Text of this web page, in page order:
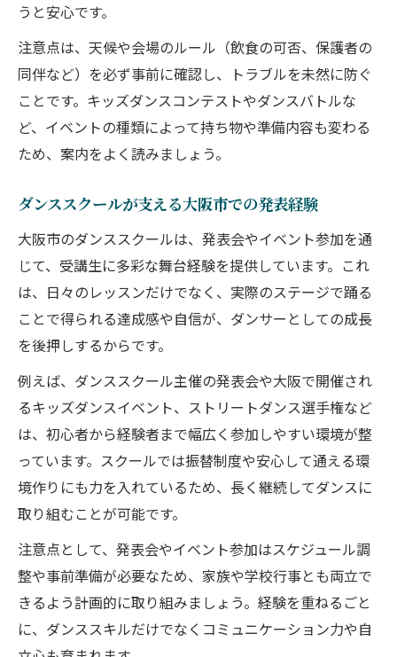
うと安心です。
注意点は、天候や会場のルール（飲食の可否、保護者の
同伴など）を必ず事前に確認し、トラブルを未然に防ぐ
ことです。キッズダンスコンテストやダンスバトルな
ど、イベントの種類によって持ち物や準備内容も変わる
ため、案内をよく読みましょう。
ダンススクールが支える大阪市での発表経験
大阪市のダンススクールは、発表会やイベント参加を通
じて、受講生に多彩な舞台経験を提供しています。これ
は、日々のレッスンだけでなく、実際のステージで踊る
ことで得られる達成感や自信が、ダンサーとしての成長
を後押しするからです。
例えば、ダンススクール主催の発表会や大阪で開催され
るキッズダンスイベント、ストリートダンス選手権など
は、初心者から経験者まで幅広く参加しやすい環境が整
っています。スクールでは振替制度や安心して通える環
境作りにも力を入れているため、長く継続してダンスに
取り組むことが可能です。
注意点として、発表会やイベント参加はスケジュール調
整や事前準備が必要なため、家族や学校行事とも両立で
きるよう計画的に取り組みましょう。経験を重ねるごと
に、ダンススキルだけでなくコミュニケーション力や自